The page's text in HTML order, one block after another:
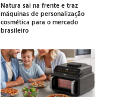
Natura sai na frente e traz
máquinas de personalização
cosmética para o mercado
brasileiro